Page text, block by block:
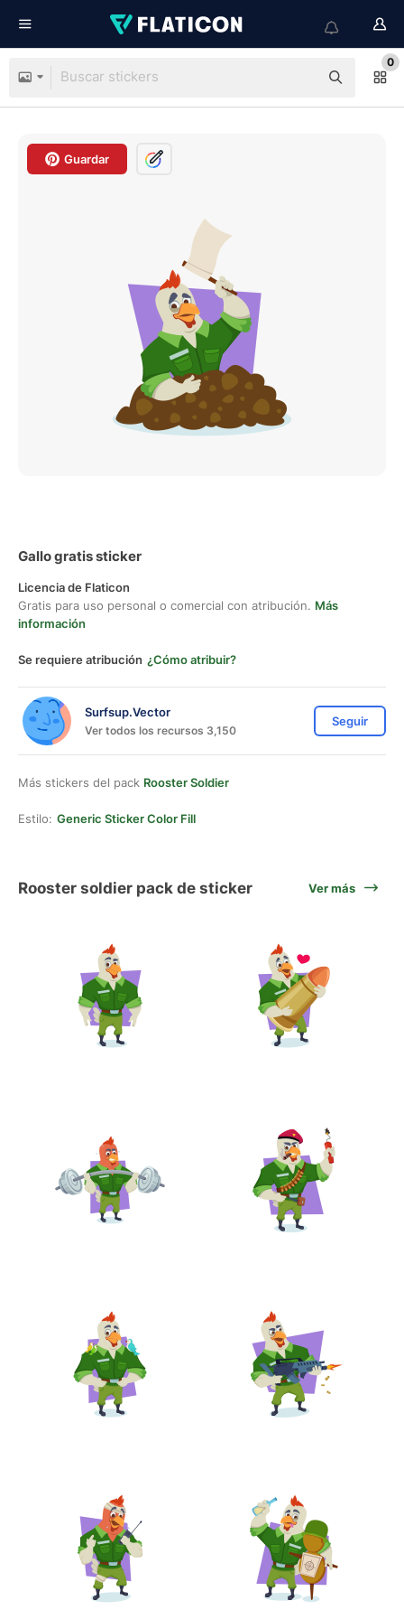
0
Guardar
Gallo gratis sticker
Licencia de Flaticon
Gratis para uso personal o comercial con atribución. Más
información
Se requiere atribución ¿Cómo atribuir?
Surfsup.Vector
Ver todos los recursos 3,150
Seguir
Más stickers del pack Rooster Soldier
Estilo: Generic Sticker Color Fill
Rooster soldier pack de sticker Ver más